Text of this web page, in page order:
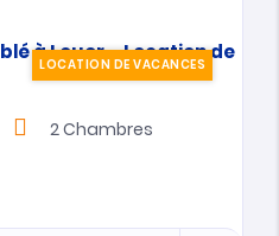
LOCATION DE VACANCES
2Chambres